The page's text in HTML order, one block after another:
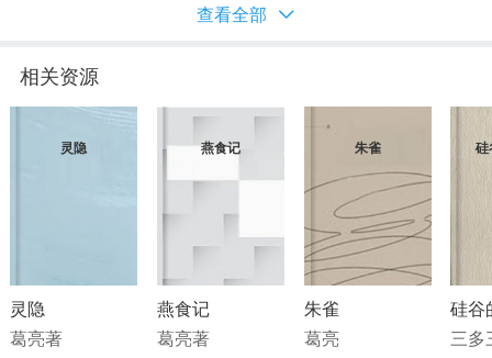
查看全部
相关资源
灵隐
灵隐
葛亮著
燕食记
燕食记
葛亮著
朱雀
朱雀
葛亮
硅
硅谷
三多